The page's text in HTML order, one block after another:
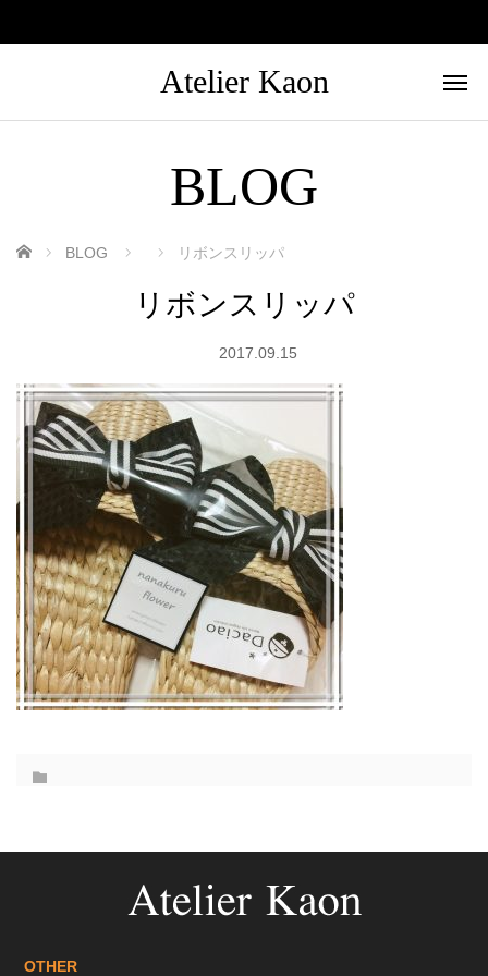
Atelier Kaon
BLOG
ホーム BLOG リボンスリッパ
リボンスリッパ
2017.09.15
OTHER